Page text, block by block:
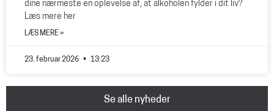
dine nærmeste en oplevelse af, at alkoholen fylder i dit liv?
Læs mere her
LÆS MERE »
23. februar 2026 13:23
Se alle nyheder